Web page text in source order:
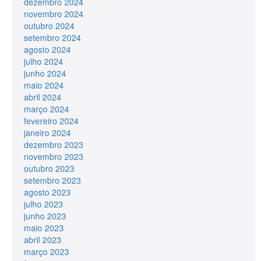
novembro 2024
outubro 2024
setembro 2024
agosto 2024
julho 2024
junho 2024
maio 2024
abril 2024
março 2024
fevereiro 2024
janeiro 2024
dezembro 2023
novembro 2023
outubro 2023
setembro 2023
agosto 2023
julho 2023
junho 2023
maio 2023
abril 2023
março 2023